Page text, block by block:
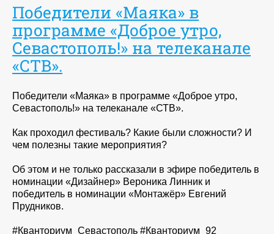
Победители «Маяка» в
программе «Доброе утро,
Севастополь!» на телеканале
«СТВ».
Победители «Маяка» в программе «Доброе утро,
Севастополь!» на телеканале «СТВ».
Как проходил фестиваль? Какие были сложности? И
чем полезны такие мероприятия?
Об этом и не только рассказали в эфире победитель в
номинации «Дизайнер» Вероника Линник и
победитель в номинации «Монтажёр» Евгений
Прудников.
#Кванториум_Севастополь #Кванториум_92